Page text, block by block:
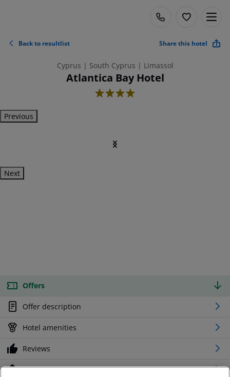
Back to resultlist Share this hotel
Cyprus | South Cyprus | Limassol
Atlantica Bay Hotel
4
Previous
Next
Offers
Offer description
Hotel amenities
Reviews
Location